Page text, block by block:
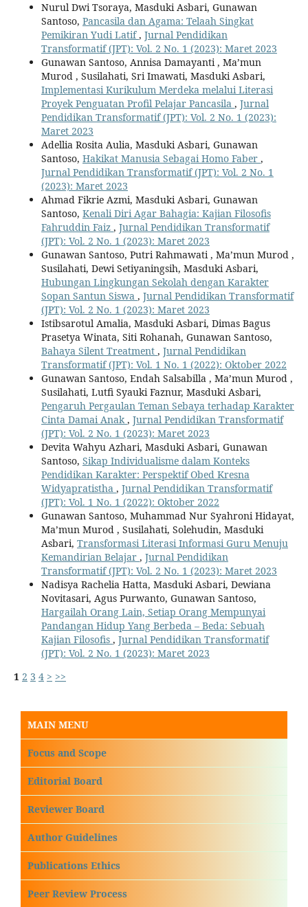
Nurul Dwi Tsoraya, Masduki Asbari, Gunawan
Santoso, Pancasila dan Agama: Telaah Singkat
Pemikiran Yudi Latif, Jurnal Pendidikan
Transformatif (JPT): Vol. 2 No. 1 (2023): Maret 2023
Gunawan Santoso, Annisa Damayanti , Ma’mun
Murod , Susilahati, Sri Imawati, Masduki Asbari,
Implementasi Kurikulum Merdeka melalui Literasi
Proyek Penguatan Profil Pelajar Pancasila , Jurnal
Pendidikan Transformatif (JPT): Vol. 2 No. 1 (2023):
Maret 2023
Adellia Rosita Aulia, Masduki Asbari, Gunawan
Santoso, Hakikat Manusia Sebagai Homo Faber ,
Jurnal Pendidikan Transformatif (JPT): Vol. 2 No. 1
(2023): Maret 2023
Ahmad Fikrie Azmi, Masduki Asbari, Gunawan
Santoso, Kenali Diri Agar Bahagia: Kajian Filosofis
Fahruddin Faiz , Jurnal Pendidikan Transformatif
(JPT): Vol. 2 No. 1 (2023): Maret 2023
Gunawan Santoso, Putri Rahmawati , Ma’mun Murod ,
Susilahati, Dewi Setiyaningsih, Masduki Asbari,
Hubungan Lingkungan Sekolah dengan Karakter
Sopan Santun Siswa , Jurnal Pendidikan Transformatif
(JPT): Vol. 2 No. 1 (2023): Maret 2023
Istibsarotul Amalia, Masduki Asbari, Dimas Bagus
Prasetya Winata, Siti Rohanah, Gunawan Santoso,
Bahaya Silent Treatment , Jurnal Pendidikan
Transformatif (JPT): Vol. 1 No. 1 (2022): Oktober 2022
Gunawan Santoso, Endah Salsabilla , Ma’mun Murod ,
Susilahati, Lutfi Syauki Faznur, Masduki Asbari,
Pengaruh Pergaulan Teman Sebaya terhadap Karakter
Cinta Damai Anak, Jurnal Pendidikan Transformatif
(JPT): Vol. 2 No. 1 (2023): Maret 2023
Devita Wahyu Azhari, Masduki Asbari, Gunawan
Santoso, Sikap Individualisme dalam Konteks
Pendidikan Karakter: Perspektif Obed Kresna
Widyapratistha , Jurnal Pendidikan Transformatif
(JPT): Vol. 1 No. 1 (2022): Oktober 2022
Gunawan Santoso, Muhammad Nur Syahroni Hidayat,
Ma’mun Murod , Susilahati, Solehudin, Masduki
Asbari, Transformasi Literasi Informasi Guru Menuju
Kemandirian Belajar , Jurnal Pendidikan
Transformatif (JPT): Vol. 2 No. 1 (2023): Maret 2023
Nadisya Rachelia Hatta, Masduki Asbari, Dewiana
Novitasari, Agus Purwanto, Gunawan Santoso,
Hargailah Orang Lain, Setiap Orang Mempunyai
Pandangan Hidup Yang Berbeda – Beda: Sebuah
Kajian Filosofis , Jurnal Pendidikan Transformatif
(JPT): Vol. 2 No. 1 (2023): Maret 2023
1 2 3 4 > >>
MAIN MENU
Focus and Scope
Editorial Board
Reviewer Board
Author Guidelines
Publications Ethics
Peer Review Process